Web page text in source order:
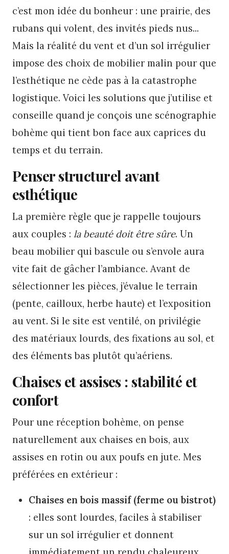
c’est mon idée du bonheur : une prairie, des
rubans qui volent, des invités pieds nus...
Mais la réalité du vent et d’un sol irrégulier
impose des choix de mobilier malin pour que
l’esthétique ne cède pas à la catastrophe
logistique. Voici les solutions que j’utilise et
conseille quand je conçois une scénographie
bohème qui tient bon face aux caprices du
temps et du terrain.
Penser structurel avant
esthétique
La première règle que je rappelle toujours
aux couples : la beauté doit être sûre. Un
beau mobilier qui bascule ou s’envole aura
vite fait de gâcher l’ambiance. Avant de
sélectionner les pièces, j’évalue le terrain
(pente, cailloux, herbe haute) et l’exposition
au vent. Si le site est ventilé, on privilégie
des matériaux lourds, des fixations au sol, et
des éléments bas plutôt qu’aériens.
Chaises et assises : stabilité et
confort
Pour une réception bohème, on pense
naturellement aux chaises en bois, aux
assises en rotin ou aux poufs en jute. Mes
préférées en extérieur :
Chaises en bois massif (ferme ou bistrot)
: elles sont lourdes, faciles à stabiliser
sur un sol irrégulier et donnent